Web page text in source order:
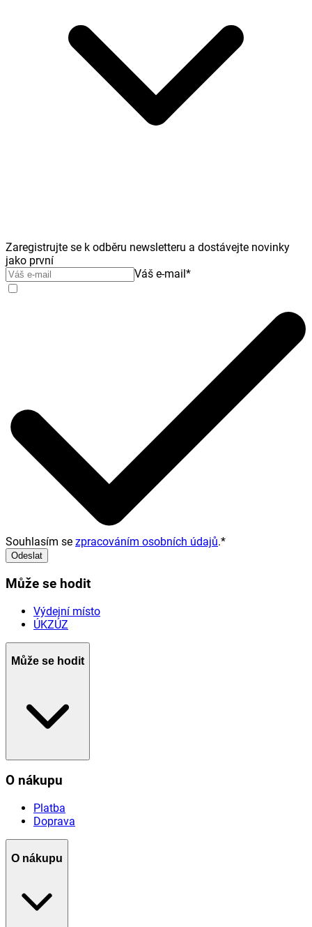
Zaregistrujte se k odběru newsletteru a dostávejte novinky
jako první
Váš e-mail*
Souhlasím se zpracováním osobních údajů.*
Odeslat
Může se hodit
Výdejní místo
ÚKZÚZ
Může se hodit
O nákupu
Platba
Doprava
O nákupu